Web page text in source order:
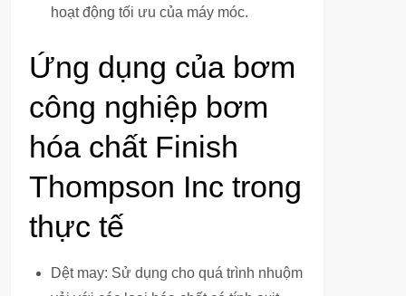
hoạt động tối ưu của máy móc.
Ứng dụng của bơm
công nghiệp bơm
hóa chất Finish
Thompson Inc trong
thực tế
Dệt may: Sử dụng cho quá trình nhuộm